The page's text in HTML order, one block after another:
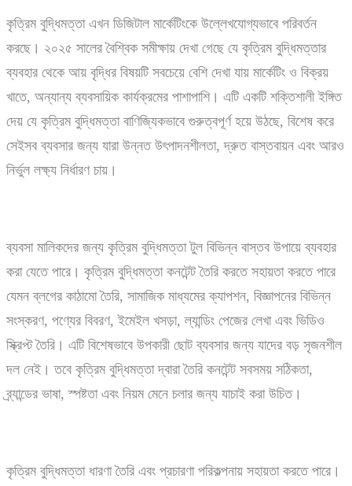
কৃত্রিম বুদ্ধিমত্তা এখন ডিজিটাল মার্কেটিংকে উল্লেখযোগ্যভাবে পরিবর্তন
করছে। ২০২৫ সালের বৈশ্বিক সমীক্ষায় দেখা গেছে যে কৃত্রিম বুদ্ধিমত্তার
ব্যবহার থেকে আয় বৃদ্ধির বিষয়টি সবচেয়ে বেশি দেখা যায় মার্কেটিং ও বিক্রয়
খাতে, অন্যান্য ব্যবসায়িক কার্যক্রমের পাশাপাশি। এটি একটি শক্তিশালী ইঙ্গিত
দেয় যে কৃত্রিম বুদ্ধিমত্তা বাণিজ্যিকভাবে গুরুত্বপূর্ণ হয়ে উঠছে, বিশেষ করে
সেইসব ব্যবসার জন্য যারা উন্নত উৎপাদনশীলতা, দ্রুত বাস্তবায়ন এবং আরও
নির্ভুল লক্ষ্য নির্ধারণ চায়।
ব্যবসা মালিকদের জন্য কৃত্রিম বুদ্ধিমত্তা টুল বিভিন্ন বাস্তব উপায়ে ব্যবহার
করা যেতে পারে। কৃত্রিম বুদ্ধিমত্তা কনটেন্ট তৈরি করতে সহায়তা করতে পারে
যেমন ব্লগের কাঠামো তৈরি, সামাজিক মাধ্যমের ক্যাপশন, বিজ্ঞাপনের বিভিন্ন
সংস্করণ, পণ্যের বিবরণ, ইমেইল খসড়া, ল্যান্ডিং পেজের লেখা এবং ভিডিও
স্ক্রিপ্ট তৈরি। এটি বিশেষভাবে উপকারী ছোট ব্যবসার জন্য যাদের বড় সৃজনশীল
দল নেই। তবে কৃত্রিম বুদ্ধিমত্তা দ্বারা তৈরি কনটেন্ট সবসময় সঠিকতা,
ব্র্যান্ডের ভাষা, স্পষ্টতা এবং নিয়ম মেনে চলার জন্য যাচাই করা উচিত।
কৃত্রিম বুদ্ধিমত্তা ধারণা তৈরি এবং প্রচারণা পরিকল্পনায় সহায়তা করতে পারে।